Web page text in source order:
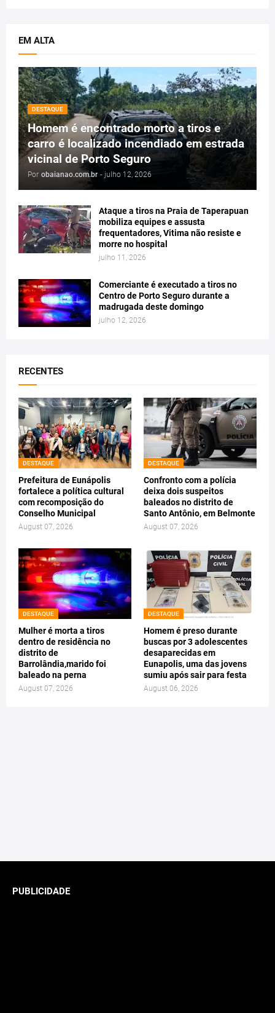
EM ALTA
DESTAQUE
Homem é encontrado morto a tiros e
carro é localizado incendiado em estrada
vicinal de Porto Seguro
Por obaianao.com.br - julho 12, 2026
Ataque a tiros na Praia de Taperapuan
mobiliza equipes e assusta
frequentadores, Vitima não resiste e
morre no hospital
julho 11, 2026
Comerciante é executado a tiros no
Centro de Porto Seguro durante a
madrugada deste domingo
julho 12, 2026
RECENTES
DESTAQUE
Prefeitura de Eunápolis
fortalece a política cultural
com recomposição do
Conselho Municipal
August 07, 2026
DESTAQUE
Confronto com a polícia
deixa dois suspeitos
baleados no distrito de
Santo Antônio, em Belmonte
August 07, 2026
DESTAQUE
Mulher é morta a tiros
dentro de residência no
distrito de
Barrolândia,marido foi
baleado na perna
August 07, 2026
DESTAQUE
Homem é preso durante
buscas por 3 adolescentes
desaparecidas em
Eunapolis, uma das jovens
sumiu após sair para festa
August 06, 2026
PUBLICIDADE